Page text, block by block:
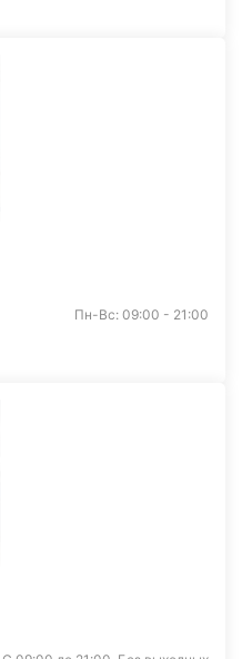
Пн-Вс: 09:00 - 21:00